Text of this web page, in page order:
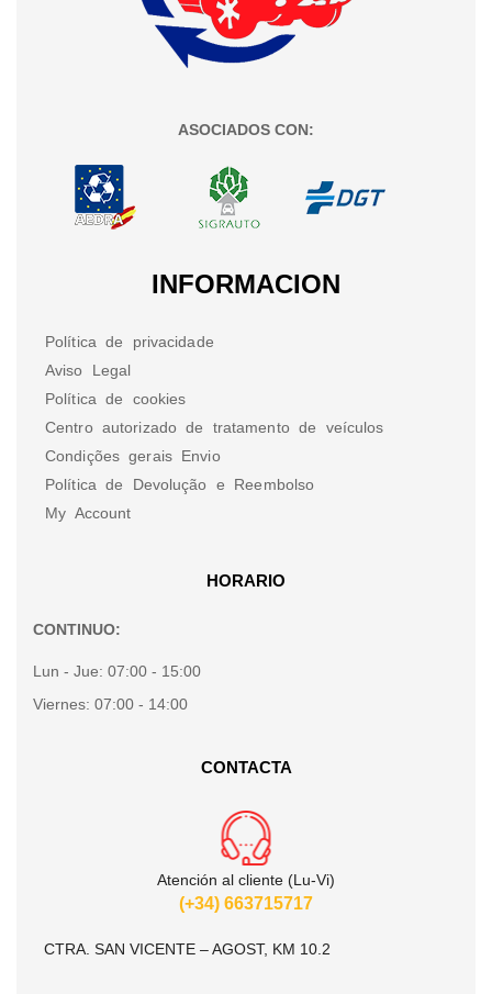
ASOCIADOS CON:
INFORMACION
Política de privacidade
Aviso Legal
Política de cookies
Centro autorizado de tratamento de veículos
Condições gerais Envio
Política de Devolução e Reembolso
My Account
HORARIO
CONTINUO:
Lun - Jue: 07:00 - 15:00
Viernes: 07:00 - 14:00
CONTACTA
Atención al cliente (Lu-Vi)
(+34) 663715717
CTRA. SAN VICENTE – AGOST, KM 10.2